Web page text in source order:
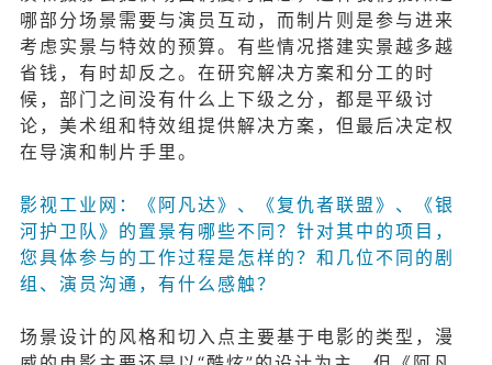
哪部分场景需要与演员互动，而制片则是参与进来
考虑实景与特效的预算。有些情况搭建实景越多越
省钱，有时却反之。在研究解决方案和分工的时
候，部门之间没有什么上下级之分，都是平级讨
论，美术组和特效组提供解决方案，但最后决定权
在导演和制片手里。
影视工业网：《阿凡达》、《复仇者联盟》、《银
河护卫队》的置景有哪些不同？针对其中的项目，
您具体参与的工作过程是怎样的？和几位不同的剧
组、演员沟通，有什么感触？
场景设计的风格和切入点主要基于电影的类型，漫